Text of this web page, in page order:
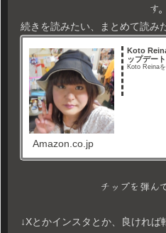
す。
続きを読みたい、まとめて読み
Koto
ップデート
Koto Reina
Amazon.co.jp
チップを弾ん
↓Xとかインスタとか、良けれ